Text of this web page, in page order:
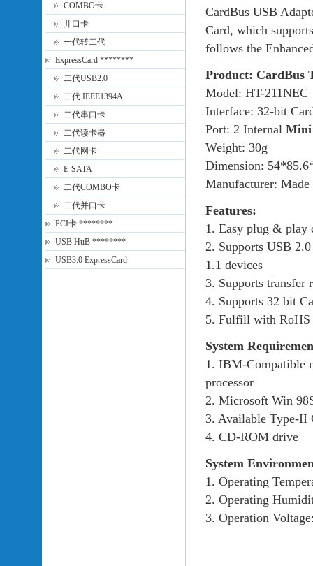
COMBO卡
并口卡
一代转二代
ExpressCard ********
二代USB2.0
二代 IEEE1394A
二代串口卡
二代读卡器
二代网卡
E-SATA
二代COMBO卡
二代并口卡
PCI卡 ********
USB HuB ********
USB3.0 ExpressCard
CardBus USB
Card, which
follows the
Product: CardBus
Model: HT-211NEC
Interface: 32-bit
Port: 2 Internal Mini
Weight: 30g
Dimension:
Manufacturer:
Features:
1. Easy plug & play
2. Supports USB
1.1 devices
3. Supports transfer
4. Supports 32 bit
5. Fulfill with RoHS
System
1. IBM-Compatible
processor
2. Microsoft Win
3. Available Type-II
4. CD-ROM drive
System
1. Operating
2. Operating
3. Operation